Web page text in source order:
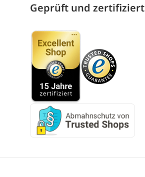
Geprüft und zertifiziert